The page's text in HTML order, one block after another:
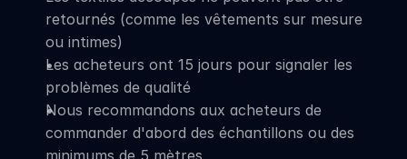
retournés (comme les vêtements sur mesure
ou intimes)
Les acheteurs ont 15 jours pour signaler les
problèmes de qualité
Nous recommandons aux acheteurs de
commander d'abord des échantillons ou des
minimums de 5 mètres